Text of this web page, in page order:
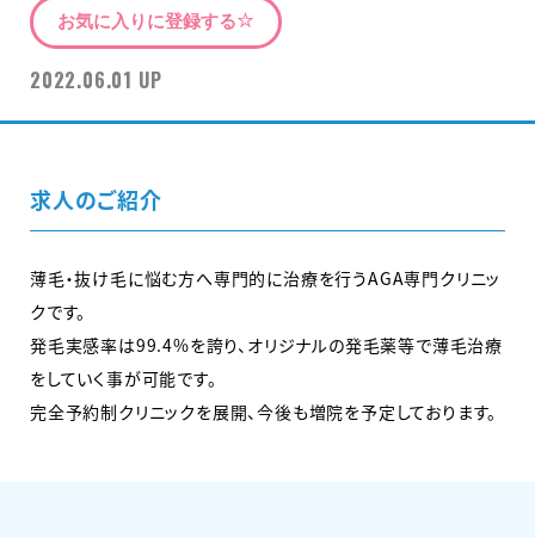
お気に入りに登録する
2022.06.01 UP
求人のご紹介
薄毛・抜け毛に悩む方へ専門的に治療を行うAGA専門クリニッ
クです。
発毛実感率は99.4%を誇り、オリジナルの発毛薬等で薄毛治療
をしていく事が可能です。
完全予約制クリニックを展開、今後も増院を予定しております。